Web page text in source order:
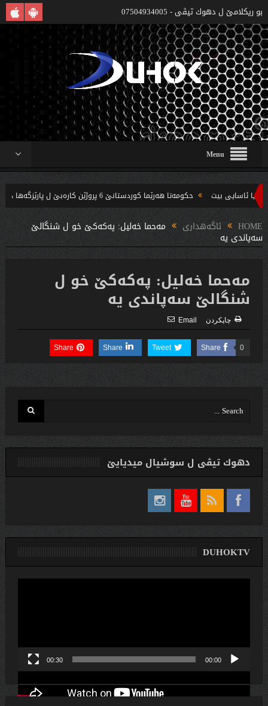
بو ريكلامێ ل دهوك تیڤی - 07504934005
Menu
حکومەتا هەرێما کوردستانێ 6 پروژێن کارەبێ ل پارێزگەها دهوکێ هنارتنه‌ قوناغا بجهئینانێ
بریار ده‌رئێخستنHOME ئاگەهداری مه‌حما خه‌لیل: په‌كه‌كێ خو ل شنگالێ
سه‌پاندى یه‌
مه‌حما خه‌لیل: په‌كه‌كێ خو ل
شنگالێ سه‌پاندى یه‌
چاپكردن Email
Share 0
Tweet
Share
Share
دهوك تیڤی ل سوشیال ميديایێ
DUHOKTV
00:00
00:30